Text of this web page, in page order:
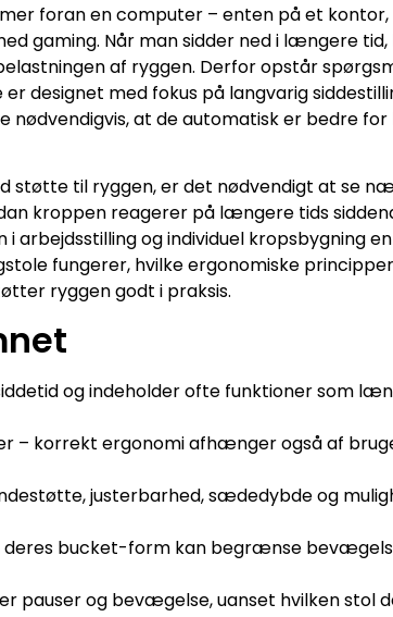
foran en computer – enten på et
gaming. Når man sidder ned i længere
af ryggen. Derfor opstår
designet med fokus på langvarig
nødvendigvis, at de automatisk er bedre
støtte til ryggen, er det nødvendigt at se
kroppen reagerer på længere tids
arbejdsstilling og individuel kropsbygning
fungerer, hvilke ergonomiske
ryggen godt i praksis.
og indeholder ofte funktioner som
– korrekt ergonomi afhænger også af
justerbarhed, sædedybde og
deres bucket-form kan begrænse
pauser og bevægelse, uanset hvilken stol